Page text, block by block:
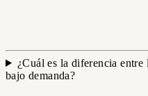
¿Cuál es la diferencia
bajo demanda?